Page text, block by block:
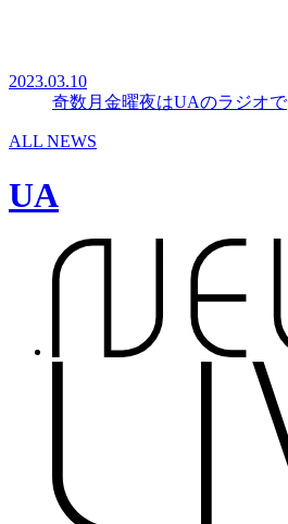
2023.03.10
奇数月金曜夜はUAのラジオで
ALL NEWS
UA